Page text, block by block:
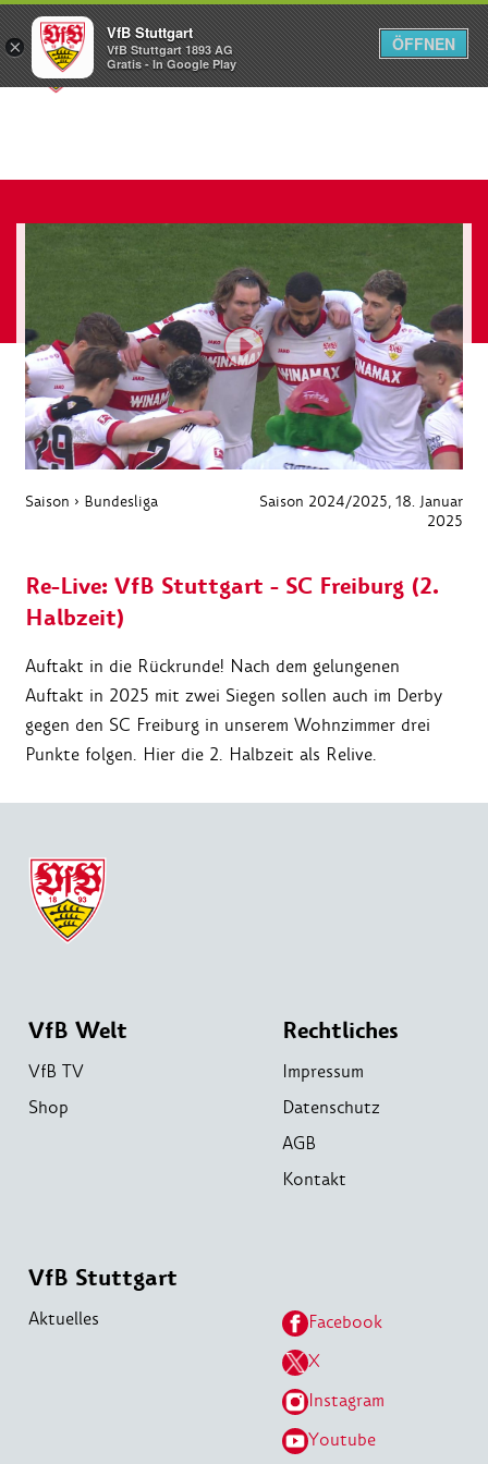
Menü
Saison › Bundesliga Saison 2024/2025, 18. Januar
2025
Re-Live: VfB Stuttgart - SC Freiburg (2.
Halbzeit)
Auftakt in die Rückrunde! Nach dem gelungenen
Auftakt in 2025 mit zwei Siegen sollen auch im Derby
gegen den SC Freiburg in unserem Wohnzimmer drei
Punkte folgen. Hier die 2. Halbzeit als Relive.
VfB Welt
VfB TV
Shop
Rechtliches
Impressum
Datenschutz
AGB
Kontakt
VfB Stuttgart
Aktuelles
Facebook
X
Instagram
Youtube
×
VfB Stuttgart
VfB Stuttgart 1893 AG
Gratis - In Google Play
ÖFFNEN